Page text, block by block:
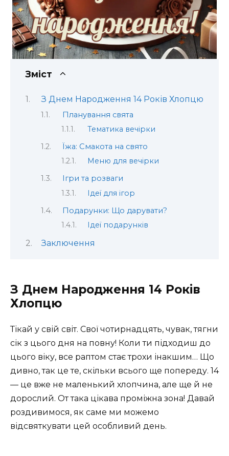
Зміст
З Днем Народження 14 Років Хлопцю
Планування свята
Тематика вечірки
Їжа: Смакота на свято
Меню для вечірки
Ігри та розваги
Ідеї для ігор
Подарунки: Що дарувати?
Ідеї подарунків
Заключення
З Днем Народження 14 Років
Хлопцю
Тікай у свій світ. Свої чотирнадцять, чувак, тягни
сік з цього дня на повну! Коли ти підходиш до
цього віку, все раптом стає трохи інакшим… Що
дивно, так це те, скільки всього ще попереду. 14
— це вже не маленький хлопчина, але ще й не
дорослий. От така цікава проміжна зона! Давай
роздивимося, як саме ми можемо
відсвяткувати цей особливий день.